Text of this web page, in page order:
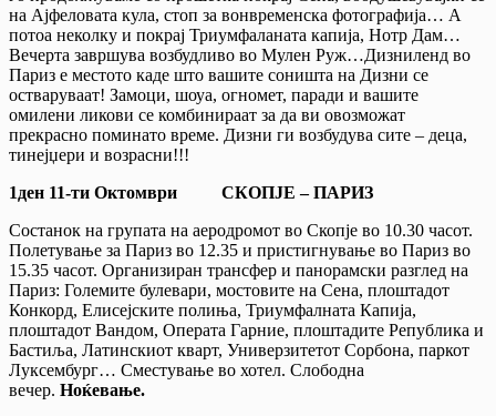
на Ајфеловата кула, стоп за вонвременска фотографија… А
потоа неколку и покрај Триумфаланата капија, Нотр Дам…
Вечерта завршува возбудливо во Мулен Руж…Дизниленд во
Париз е местото каде што вашите соништа на Дизни се
остваруваат! Замоци, шоуа, огномет, паради и вашите
омилени ликови се комбинираат за да ви овозможат
прекрасно поминато време. Дизни ги возбудува сите – деца,
тинејџери и возрасни!!!
1ден 11-ти Октомври СКОПЈЕ – ПАРИЗ
Состанок на групата на аеродромот во Скопје во 10.30 часот.
Полетување за Париз во 12.35 и пристигнување во Париз во
15.35 часот. Организиран трансфер и панорамски разглед на
Париз: Големите булевари, мостовите на Сена, плоштадот
Конкорд, Елисејските полиња, Триумфалната Капија,
плоштадот Вандом, Операта Гарние, плоштадите Република и
Бастиља, Латинскиот кварт, Универзитетот Сорбона, паркот
Луксембург… Сместување во хотел. Слободна
вечер. Ноќевање.